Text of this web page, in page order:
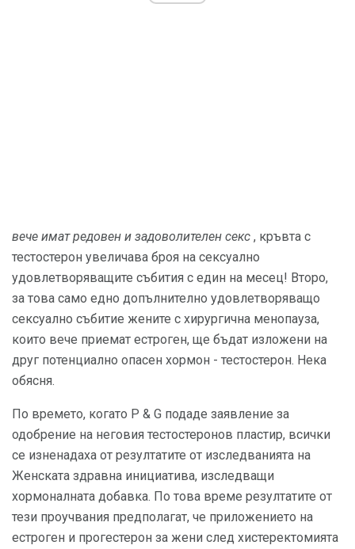
вече имат редовен и задоволителен секс , кръвта с
тестостерон увеличава броя на сексуално
удовлетворяващите събития с един на месец! Второ,
за това само едно допълнително удовлетворяващо
сексуално събитие жените с хирургична менопауза,
които вече приемат естроген, ще бъдат изложени на
друг потенциално опасен хормон - тестостерон. Нека
обясня.
По времето, когато P & G подаде заявление за
одобрение на неговия тестостеронов пластир, всички
се изненадаха от резултатите от изследванията на
Женската здравна инициатива, изследващи
хормоналната добавка. По това време резултатите от
тези проучвания предполагат, че приложението на
естроген и прогестерон за жени след хистеректомията